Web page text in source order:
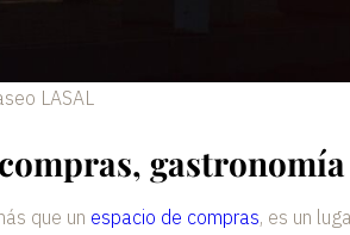
LASAL
que un espacio de compras, es un